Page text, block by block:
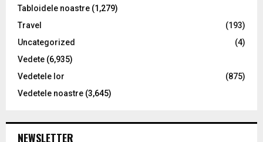
Tabloidele noastre (1,279)
Travel
(193)
Uncategorized
(4)
Vedete (6,935)
Vedetele lor
(875)
Vedetele noastre (3,645)
NEWSLETTER